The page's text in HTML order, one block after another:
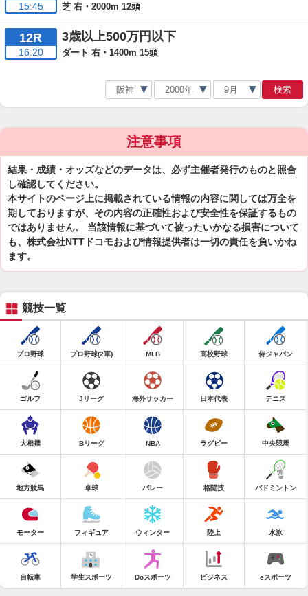
15:45 芝 右・2000m 12頭
12R
16:20
3歳以上500万円以下
ダート 右・1400m 15頭
検索
注意事項
結果・成績・オッズなどのデータは、必ず主催者発行のものと照合
し確認してください。
本サイトのページ上に掲載されている情報の内容に関しては万全を
期しておりますが、その内容の正確性および安全性を保証するもの
ではありません。 当該情報に基づいて被ったいかなる損害について
も、株式会社NTTドコモおよび情報提供者は一切の責任を負いかね
ます。
競技一覧
プロ野球 プロ野球(2軍) MLB 高校野球 侍ジャパン
ゴルフ Jリーグ 海外サッカー 日本代表 テニス
大相撲 Bリーグ NBA ラグビー 中央競馬
地方競馬 卓球 バレー 格闘技 バドミントン
モーター フィギュア ウィンター 陸上 水泳
自転車 学生スポーツ Doスポーツ ビジネス eスポーツ